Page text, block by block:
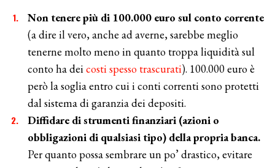
Non tenere più di 100.000 euro sul conto corrente
(a dire il vero, anche ad averne, sarebbe meglio
tenerne molto meno in quanto troppa liquidità sul
conto ha deicosti spesso trascurati). 100.000 euro è
però la soglia entro cui i conti correnti sono protetti
dal sistema di garanzia dei depositi.
Diffidare di strumenti finanziari (azioni o
obbligazioni di qualsiasi tipo) della propria banca.
Per quanto possa sembrare un po’ drastico, evitare